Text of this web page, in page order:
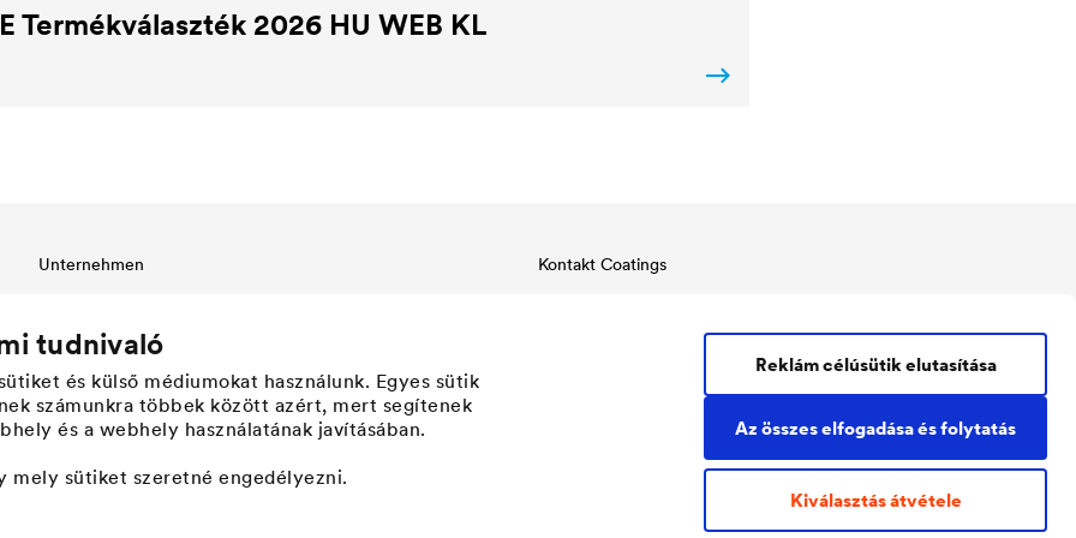
tudnivaló
és külső médiumokat használunk. Egyes sütik
számunkra többek között azért, mert segítenek
és a webhely használatának javításában.
mely sütiket szeretné engedélyezni.
Az összes elfogadása és folytatás
Kiválasztás átvétele
Reklám célúsütik elutasítása
Termékválaszték 2026 HU WEB KL
Unternehmen
Innovation
Historie
Fenntarthatóság
Kontakt Coatings